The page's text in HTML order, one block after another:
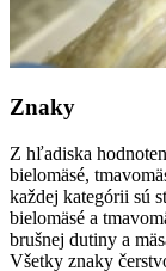
Znaky
Z hľadiska
bielomäsé,
každej kategórii sú
bielomäsé a
brušnej dutiny a
Všetky znaky